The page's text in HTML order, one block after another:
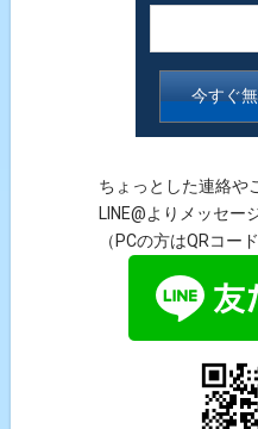
ちょっとした連絡や
LINE@よりメッセー
（PCの方はQRコー